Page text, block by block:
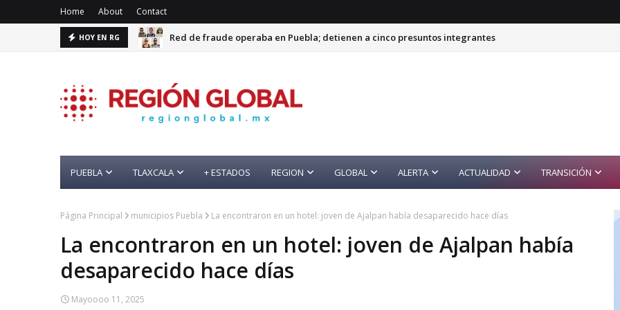
Home About Contact
HOY EN RG
Red de fraude operaba en Puebla; detienen a cinco presuntos integrantes
PUEBLA TLAXCALA + ESTADOS REGION GLOBAL ALERTA ACTUALIDAD TRANSICIÓN
Página Principal municipios Puebla La encontraron en un hotel: joven de Ajalpan había desaparecido hace días
La encontraron en un hotel: joven de Ajalpan había
desaparecido hace días
Mayoooo 11, 2025